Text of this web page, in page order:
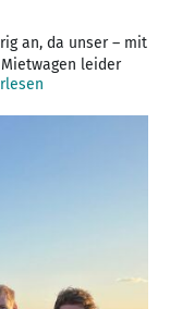
an, da unser – mit
leider